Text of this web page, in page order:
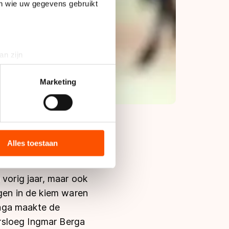
wie uw gegevens gebruikt
zijn
detailgedeeltein. U kunt uw
advertenties en
zij hebben verzameld via
de VS, waar mogelijk geen
in met deze overdracht.
Marketing
Alles toestaan
jaar, maar ook
in de kiem waren
maakte de
Ingmar Berga